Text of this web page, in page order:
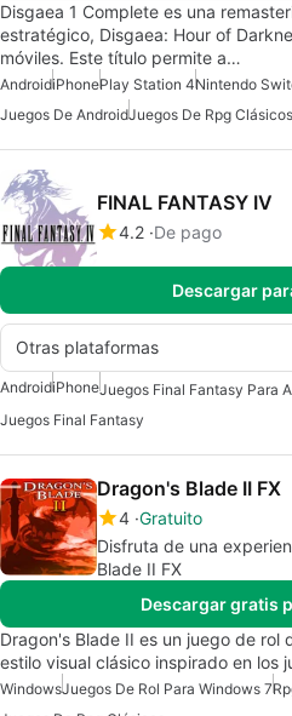
Disgaea 1 Complete es una
estratégico, Disgaea: Hour of
móviles. Este título permite a…
AndroidiPhonePlay Station 4Nintendo
Juegos De AndroidJuegos De Rpg Clásicos
FINAL FANTASY IV
4.2 De pago
Descargar
Otras plataformas
AndroidiPhoneJuegos Final Fantasy Para
Juegos Final Fantasy
Dragon's Blade II FX
4 Gratuito
Disfruta de una
Blade II FX
Descargar gratis
Dragon's Blade II es un juego de rol
estilo visual clásico inspirado en los
WindowsJuegos De Rol Para Windows 7